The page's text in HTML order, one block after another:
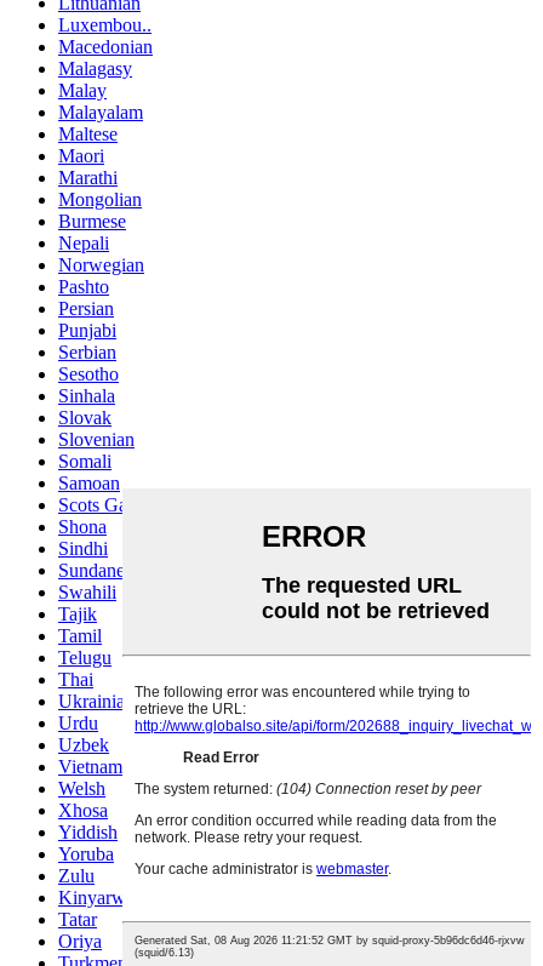
Luxembou..
Macedonian
Malagasy
Malay
Malayalam
Maltese
Maori
Marathi
Mongolian
Burmese
Nepali
Norwegian
Pashto
Persian
Punjabi
Serbian
Sesotho
Sinhala
Slovak
Slovenian
Somali
Samoan
Scots Gaelic
Shona
Sindhi
Sundanese
Swahili
Tajik
Tamil
Telugu
Thai
Ukrainian
Urdu
Uzbek
Vietnamese
Welsh
Xhosa
Yiddish
Yoruba
Zulu
Kinyarwanda
Tatar
Oriya